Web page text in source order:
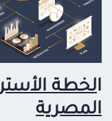
الخطة
المصرية